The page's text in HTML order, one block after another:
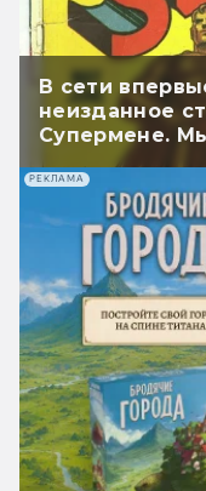
В сети
неизданное
Супермене.
РЕКЛАМА